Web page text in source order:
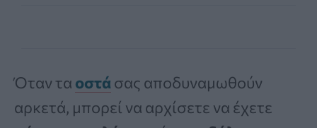
Όταν τα οστάσας αποδυναμωθούν
αρκετά, μπορεί να αρχίσετε να έχετε